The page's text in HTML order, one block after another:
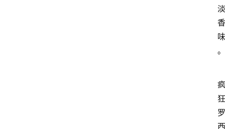
淡
香
味
。
疯
狂
罗
西